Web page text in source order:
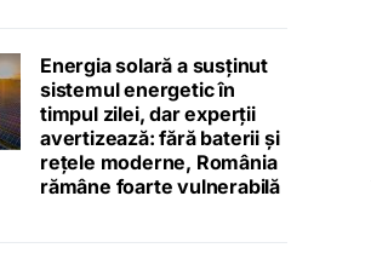
Energia solară a susținut
sistemul energetic în
timpul zilei, dar experții
avertizează: fără baterii și
rețele moderne, România
rămâne foarte vulnerabilă